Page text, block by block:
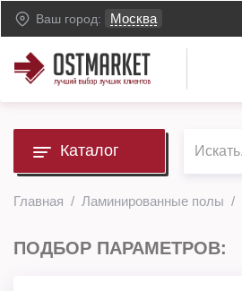
Ваш город: Москва
Каталог
Главная Ламинированные полы
ПОДБОР ПАРАМЕТРОВ: